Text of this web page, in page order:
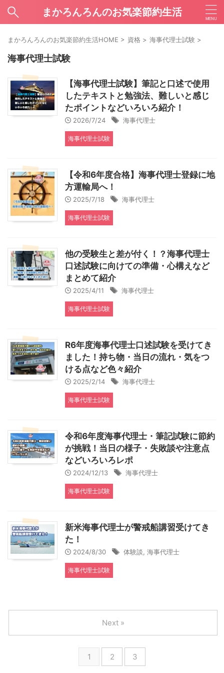
まかろんろんのお気楽節約生活
まかろんろんのお気楽節約生活HOME > 資格 > 海事代理士試験 >
海事代理士試験
【海事代理士試験】筆記と口述で使用
したテキストと勉強法、難しいと感じ
たポイントなどいろいろ紹介！
2026/7/24 海事代理士
海事代理士試験
【令和6年度合格】海事代理士登録に地
方運輸局へ！
2025/7/18 海事代理士
海事代理士試験
他の受験生と差が付く！？海事代理士
口述試験に向けての準備・心構えなど
まとめて紹介
2025/4/11 海事代理士
海事代理士試験
R6年度海事代理士口述試験を受けてき
ました！持ち物・当日の流れ・気をつ
ける点など色々紹介
2025/2/14 海事代理士
海事代理士試験
令和6年度海事代理士・筆記試験に節約
が挑戦！当日の様子・失敗談や注意点
などいろいろレポ
2024/12/13 海事代理士
海事代理士試験
新米海事代理士が警戒船講習受けてき
た！
2024/8/30 体験談 海事代理士
海事代理士試験
1 2 3
Next »